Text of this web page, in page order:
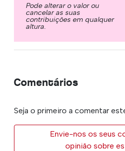
Pode alterar o valor ou
cancelar as suas
contribuições em qualquer
altura.
Comentários
Seja o primeiro a comentar
Envie-nos os seus
opinião sobre